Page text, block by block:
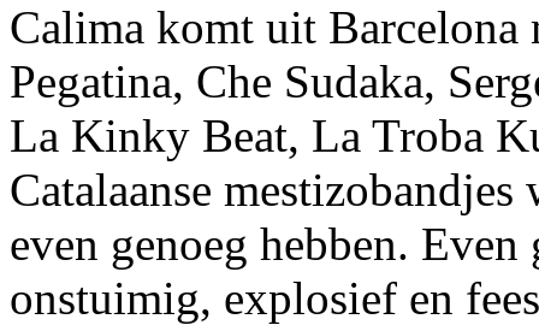
Calima komt uit Barcelona
Pegatina, Che Sudaka,
La Kinky Beat, La Troba
Catalaanse
even genoeg hebben.
onstuimig, explosief en